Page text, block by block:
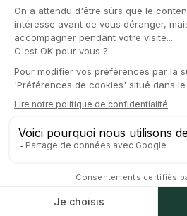
Allez plus loin
nos avocats